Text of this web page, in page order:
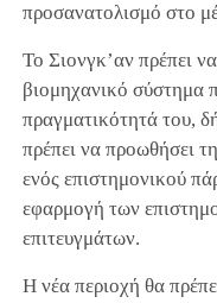
προσανατολισμό στο
Το Σιονγκ’αν πρέπει
βιομηχανικό σύστημα
πραγματικότητά του,
πρέπει να προωθήσει
ενός επιστημονικού
εφαρμογή των
επιτευγμάτων.
Η νέα περιοχή θα